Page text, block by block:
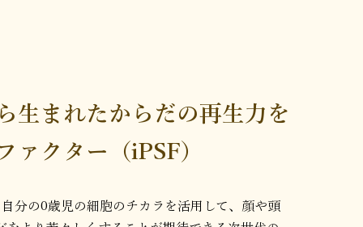
生まれたからだの再生力を
ァクター（iPSF）
分の0歳児の細胞のチカラを活用して、顔や頭